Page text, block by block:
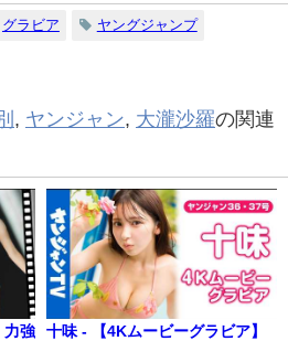
グラビア ヤングジャンプ
, ヤンジャン, 大瀧沙羅の関連
力強
十味 - 【4Kムービーグラビア】